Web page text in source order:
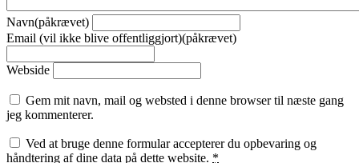
Navn(påkrævet)
Email (vil ikke blive offentliggjort)(påkrævet)
Webside
Gem mit navn, mail og websted i denne browser til næste gang
jeg kommenterer.
Ved at bruge denne formular accepterer du opbevaring og
håndtering af dine data på dette website. *